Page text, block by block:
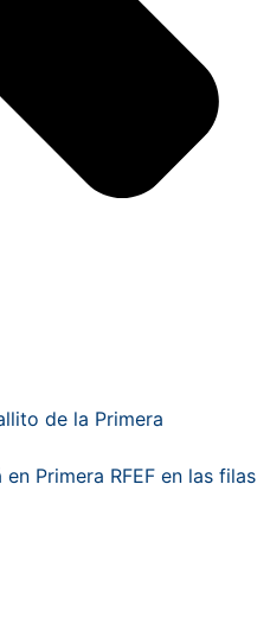
de la Primera
Primera RFEF en las filas